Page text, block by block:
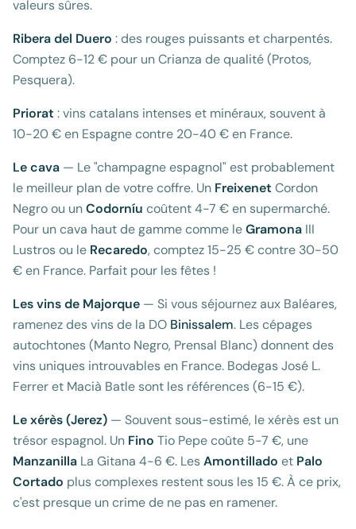
valeurs sûres.
Ribera del Duero : des rouges puissants et charpentés.
Comptez 6-12 € pour un Crianza de qualité (Protos,
Pesquera).
Priorat : vins catalans intenses et minéraux, souvent à
10-20 € en Espagne contre 20-40 € en France.
Le cava — Le "champagne espagnol" est probablement
le meilleur plan de votre coffre. Un Freixenet Cordon
Negro ou unCodorníu coûtent 4-7 € en supermarché.
Pour un cava haut de gamme comme leGramona III
Lustros ou le Recaredo, comptez 15-25 € contre 30-50
€ en France. Parfait pour les fêtes !
Les vins de Majorque — Si vous séjournez aux Baléares,
ramenez des vins de la DO Binissalem. Les cépages
autochtones (Manto Negro, Prensal Blanc) donnent des
vins uniques introuvables en France. Bodegas José L.
Ferrer et Macià Batle sont les références (6-15 €).
Le xérès (Jerez) — Souvent sous-estimé, le xérès est un
trésor espagnol. Un Fino Tio Pepe coûte 5-7 €, une
Manzanilla La Gitana 4-6 €. LesAmontillado et Palo
Cortado plus complexes restent sous les 15 €. À ce prix,
c'est presque un crime de ne pas en ramener.